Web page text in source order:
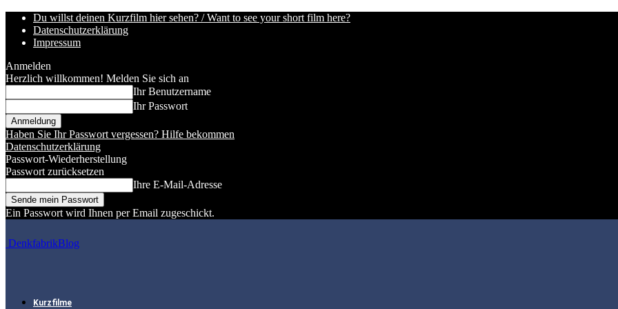
Du willst deinen Kurzfilm hier sehen? / Want to see your short film here?
Datenschutzerklärung
Impressum
Anmelden
Herzlich willkommen! Melden Sie sich an
Ihr Benutzername
Ihr Passwort
Haben Sie Ihr Passwort vergessen? Hilfe bekommen
Datenschutzerklärung
Passwort-Wiederherstellung
Passwort zurücksetzen
Ihre E-Mail-Adresse
Ein Passwort wird Ihnen per Email zugeschickt.
DenkfabrikBlog
Kurzfilme